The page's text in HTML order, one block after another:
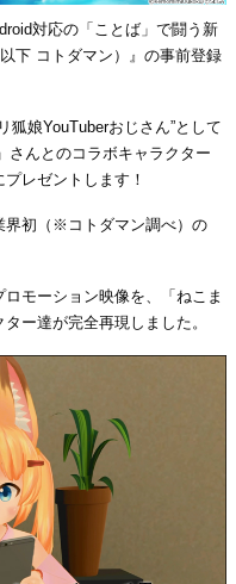
対応の「ことば」で闘う新
下 コトダマン）』の事前登録
狐娘YouTuberおじさん”として
さんとのコラボキャラクター
レゼントします！
界初（※コトダマン調べ）の
ロモーション映像を、「ねこま
ー達が完全再現しました。